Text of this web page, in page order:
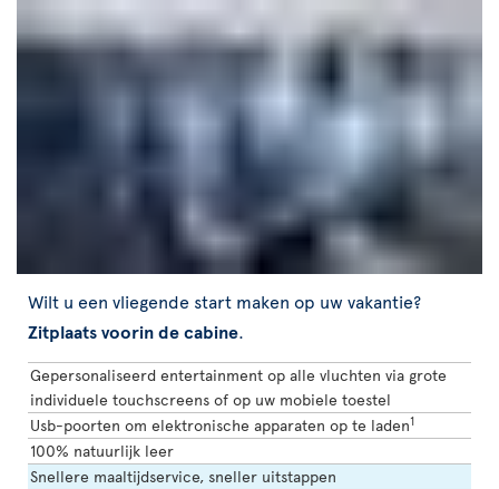
Wilt u een vliegende start maken op uw vakantie?
Zitplaats voorin de cabine.
Gepersonaliseerd entertainment op alle vluchten via grote
individuele touchscreens of op uw mobiele toestel
Usb-poorten om elektronische apparaten op te laden1
100% natuurlijk leer
Snellere maaltijdservice, sneller uitstappen